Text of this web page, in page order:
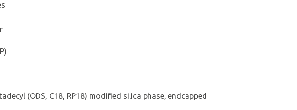
(ODS, C18, RP18) modified silica phase, endcapped